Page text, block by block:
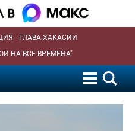
ГЛАВА ХАКАСИИ
НА ВСЕ ВРЕМЕНА"